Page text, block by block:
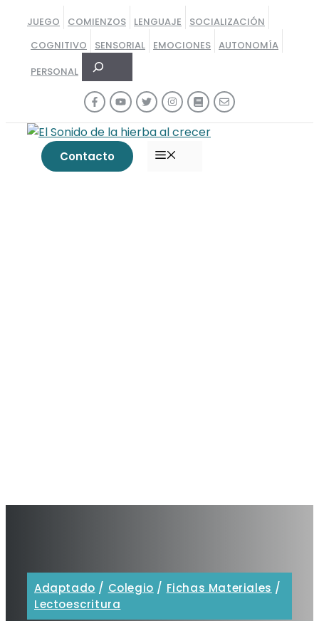
contenido
JUEGO COMIENZOS LENGUAJE
SOCIALIZACIÓN
COGNITIVO
SENSORIAL EMOCIONES AUTONOMÍA
PERSONAL
Buscar
Contacto
Adaptado / Colegio / Fichas Materiales /
Lectoescritura